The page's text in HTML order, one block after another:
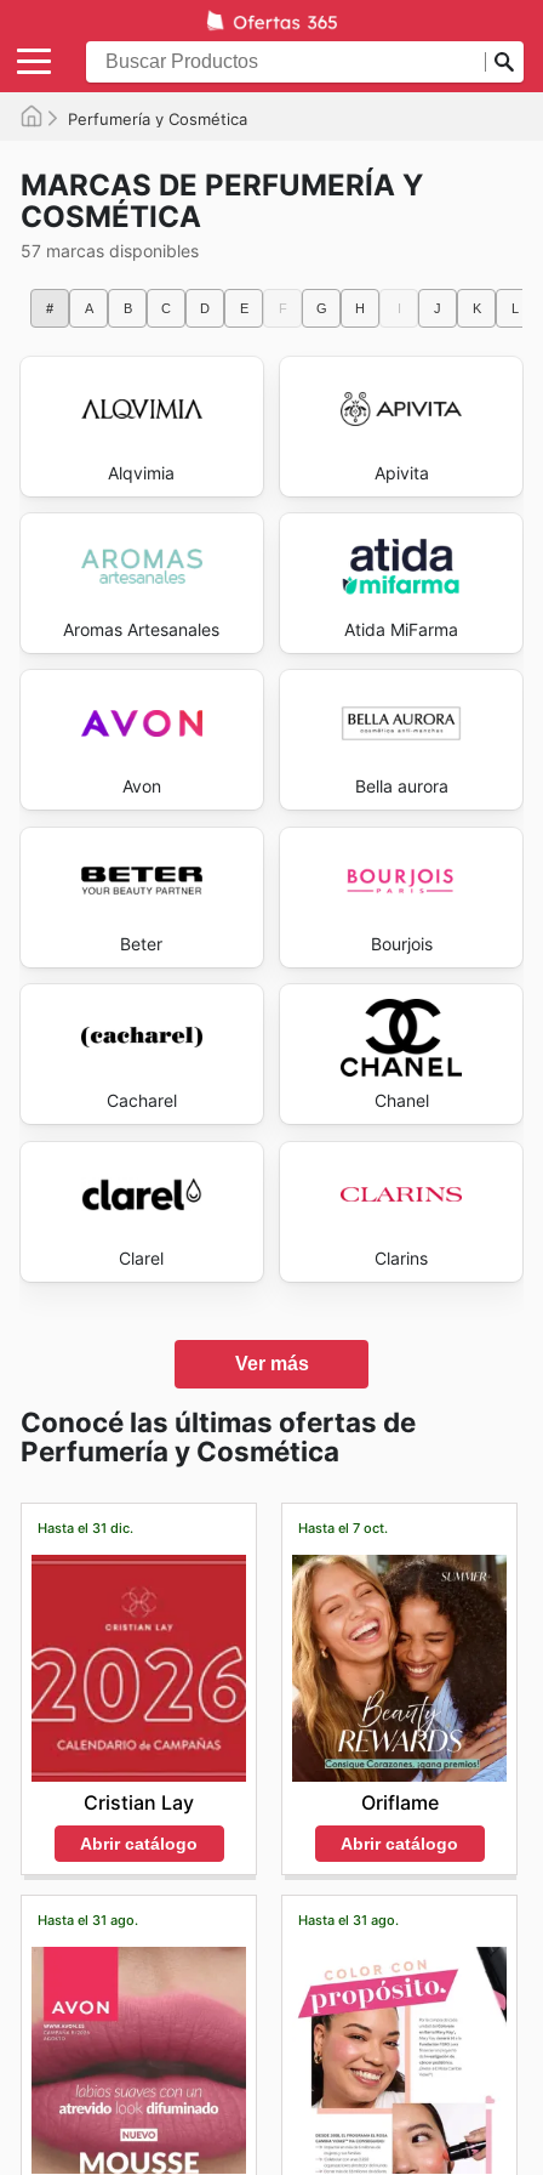
Perfumería y Cosmética
MARCAS DE PERFUMERÍA Y
COSMÉTICA
57 marcas disponibles
# A B C D E F G H I J K L
Alqvimia Apivita
Aromas Artesanales Atida MiFarma
Avon Bella aurora
Beter Bourjois
Cacharel Chanel
Clarel Clarins
Ver más
Conocé las últimas ofertas de
Perfumería y Cosmética
Hasta el 31 dic.
Cristian Lay
Abrir catálogo
Hasta el 7 oct.
Oriflame
Abrir catálogo
Hasta el 31 ago. Hasta el 31 ago.